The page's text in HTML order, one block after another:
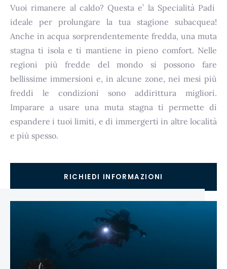
Vuoi rimanere al caldo? Questa e’ la Specialità Padi
ideale per prolungare la tua stagione subacquea!
Anche in acqua sorprendentemente fredda, una muta
stagna ti isola e ti mantiene in pieno comfort. Nelle
regioni più fredde del mondo si possono fare
bellissime immersioni e, in alcune zone, nei mesi più
freddi le condizioni sono addirittura migliori.
Imparare a usare una muta stagna ti permette di
espandere i tuoi limiti, e di immergerti in altre località
e più spesso.
RICHIEDI INFORMAZIONI